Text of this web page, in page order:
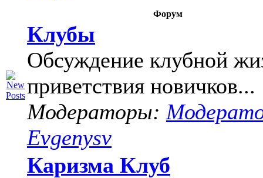
Форум
Клубы
Обсуждение клубной
приветствия новичков...
Модераторы:
Evgenysv
Каризма Клуб